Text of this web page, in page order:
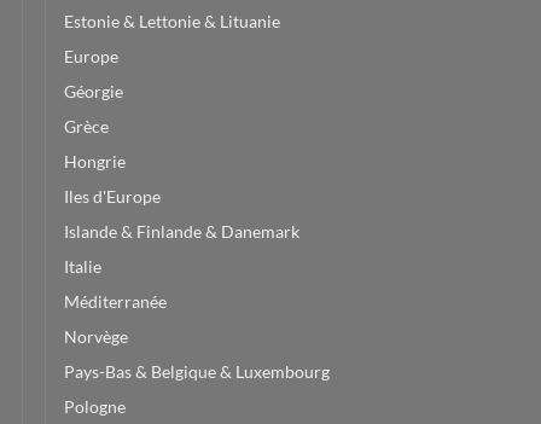
Estonie & Lettonie & Lituanie
Europe
Géorgie
Grèce
Hongrie
Iles d'Europe
Islande & Finlande & Danemark
Italie
Méditerranée
Norvège
Pays-Bas & Belgique & Luxembourg
Pologne